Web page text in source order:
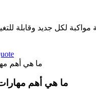
ما هي أهم